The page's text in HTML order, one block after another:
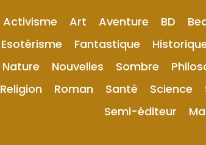
Activisme Art Aventure BD
Esotérisme
Fantastique
Nature
Nouvelles Sombre
Religion
Roman Santé Science
Semi-éditeur